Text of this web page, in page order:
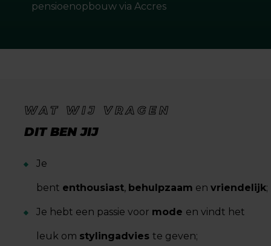
pensioenopbouw via Accres
WAT WIJ VRAGEN
DIT BEN JIJ
Je
bent enthousiast, behulpzaam en vriendelijk;
Je hebt een passie voor mode en vindt het
leuk om stylingadvies te geven;